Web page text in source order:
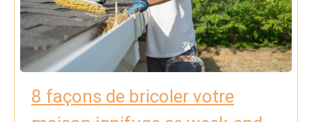
8 façons de bricoler votre